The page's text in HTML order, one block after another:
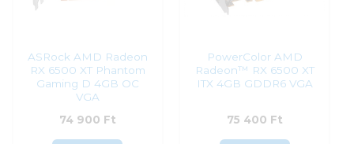
ASRock AMD Radeon
RX 6500 XT Phantom
Gaming D 4GB OC
VGA
74 900 Ft
PowerColor AMD
Radeon™ RX 6500 XT
ITX 4GB GDDR6 VGA
75 400 Ft